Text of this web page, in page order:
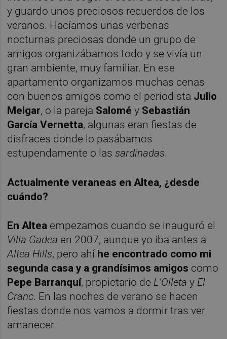
y guardo unos preciosos recuerdos de los
veranos. Hacíamos unas verbenas
nocturnas preciosas donde un grupo de
amigos organizábamos todo y se vivía un
gran ambiente, muy familiar. En ese
apartamento organizamos muchas cenas
con buenos amigos como el periodista Julio
Melgar, o la pareja Saloméy Sebastián
García Vernetta, algunas eran fiestas de
disfraces donde lo pasábamos
estupendamente o lassardinadas.
Actualmente veraneas en Altea, ¿desde
cuándo?
En Altea empezamos cuando se inauguró el
Villa Gadea en 2007, aunque yo iba antes a
Altea Hills, pero ahí he encontrado como mi
segunda casa y a grandísimos amigos como
Pepe Barranquí, propietario de L’Olleta y El
Cranc. En las noches de verano se hacen
fiestas donde nos vamos a dormir tras ver
amanecer.